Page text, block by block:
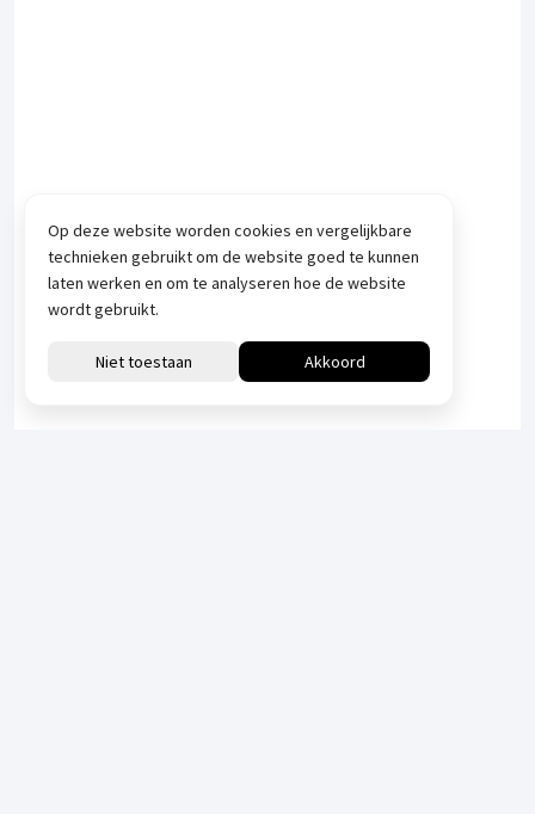
Op deze website worden cookies en vergelijkbare
technieken gebruikt om de website goed te kunnen
laten werken en om te analyseren hoe de website
wordt gebruikt.